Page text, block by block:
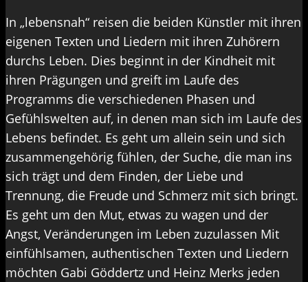
In „lebensnah“ reisen die beiden Künstler mit ihren
eigenen Texten und Liedern mit ihren Zuhörern
durchs Leben. Dies beginnt in der Kindheit mit
ihren Prägungen und greift im Laufe des
Programms die verschiedenen Phasen und
Gefühlswelten auf, in denen man sich im Laufe des
Lebens befindet. Es geht um allein sein und sich
zusammengehörig fühlen, der Suche, die man ins
sich trägt und dem Finden, der Liebe und
Trennung, die Freude und Schmerz mit sich bringt.
Es geht um den Mut, etwas zu wagen und der
Angst, Veränderungen im Leben zuzulassen Mit
einfühlsamen, authentischen Texten und Liedern
möchten Gabi Göddertz und Heinz Merks jeden